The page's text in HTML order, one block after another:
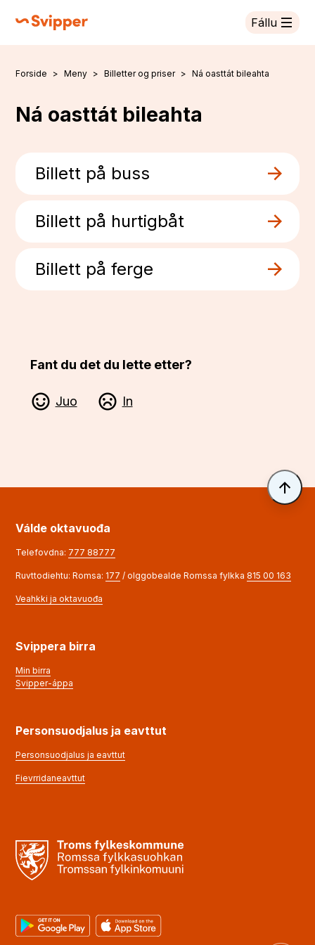
Fállu
Don leat dáppe:
Forside Meny Billetter og priser Ná oasttát bileahta
Ná oasttát bileahta
Billett på buss
Billett på hurtigbåt
Billett på ferge
Fant du det du lette etter?
Juo In
Til
Válde oktavuođa
Telefovdna: 777 88777
Ruvttodiehtu: Romsa: 177 / olggobealde Romssa fylkka 815 00 163
Veahkki ja oktavuođa
Svippera birra
Min birra
Svipper-áppa
Personsuodjalus ja eavttut
Personsuodjalus ja eavttut
Fievrridaneavttut